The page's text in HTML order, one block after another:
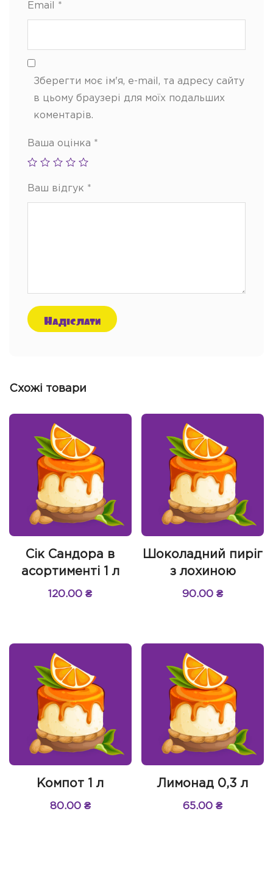
Email *
Зберегти моє ім'я, e-mail, та адресу сайту
в цьому браузері для моїх подальших
коментарів.
Ваша оцінка *
Ваш відгук *
Схожі товари
Сік Сандора в
асортименті 1 л
120.00₴
Шоколадний пиріг
з лохиною
90.00₴
Компот 1 л
80.00 ₴
Лимонад 0,3 л
65.00₴